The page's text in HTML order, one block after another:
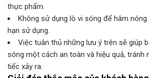
thực phẩm.
Không sử dụng lò vi sóng để hâm
hạn sử dụng.
Việc tuân thủ những lưu ý trên sẽ giúp
sóng một cách an toàn và hiệu quả, tránh
tiếc xảy ra.